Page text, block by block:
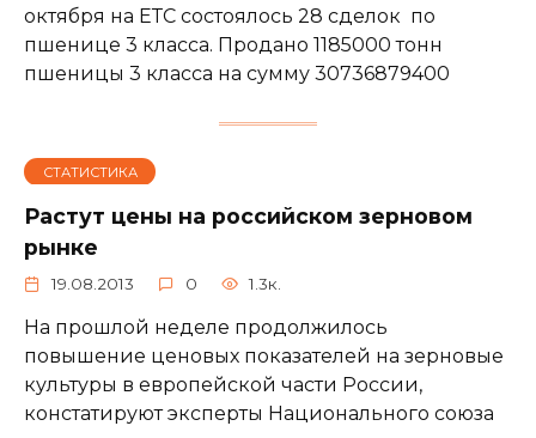
октября на ЕТС состоялось 28 сделок по
пшенице 3 класса. Продано 1185000 тонн
пшеницы 3 класса на сумму 30736879400
СТАТИСТИКА
Растут цены на российском зерновом
рынке
19.08.2013 0 1.3к.
На прошлой неделе продолжилось
повышение ценовых показателей на зерновые
культуры в европейской части России,
констатируют эксперты Национального союза